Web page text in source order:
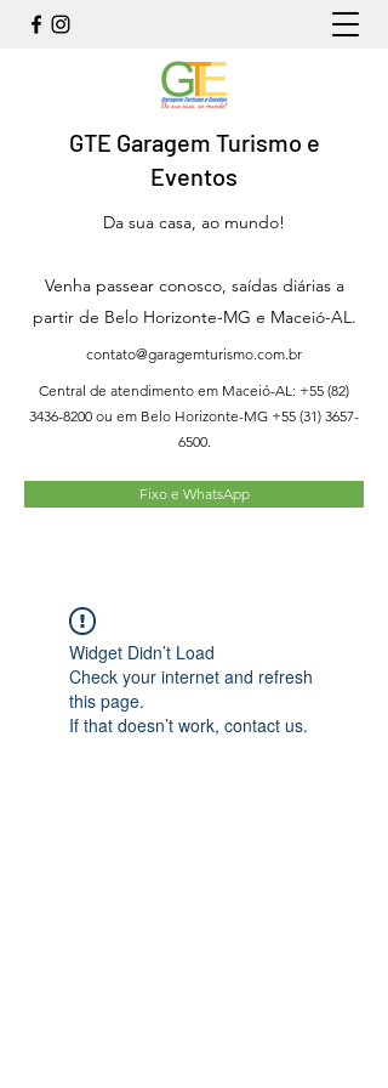
GTE Garagem Turismo e
Eventos
Da sua casa, ao mundo!
Venha passear conosco, saídas diárias a
partir de Belo Horizonte-MG e Maceió-AL.
contato@garagemturismo.com.br
Central de atendimento em Maceió-AL: +55 (82)
3436-8200 ou em Belo Horizonte-MG +55 (31) 3657-
6500.
Fixo e WhatsApp
Widget Didn’t Load
Check your internet and refresh
this page.
If that doesn’t work, contact us.